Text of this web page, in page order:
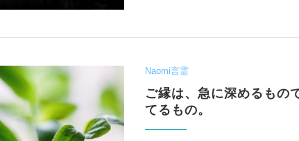
Naomi言霊
ご縁は、急に深めるもの
てるもの。